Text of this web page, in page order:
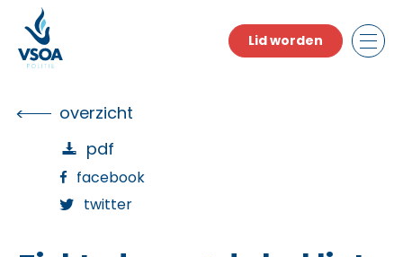
the
content
Lid worden
overzicht
pdf
facebook
twitter